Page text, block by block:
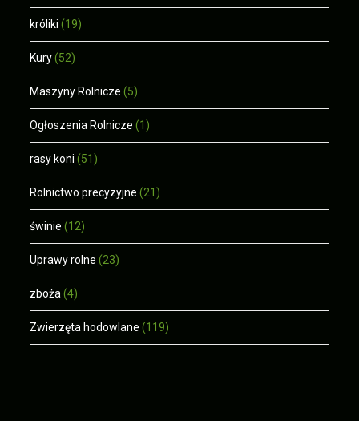
króliki (19)
Kury (52)
Maszyny Rolnicze (5)
Ogłoszenia Rolnicze (1)
rasy koni (51)
Rolnictwo precyzyjne (21)
świnie (12)
Uprawy rolne (23)
zboża (4)
Zwierzęta hodowlane (119)